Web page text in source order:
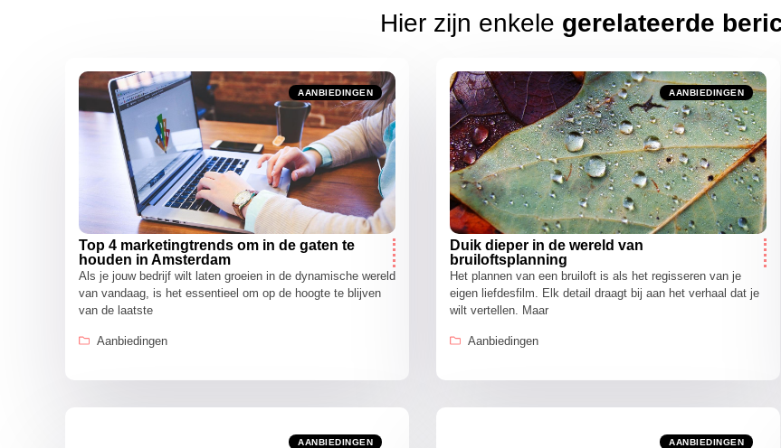
Hier zijn enkele gerelateerde
AANBIEDINGEN
Top 4 marketingtrends om in de gaten te
houden in Amsterdam
Als je jouw bedrijf wilt laten groeien in de dynamische wereld
van vandaag, is het essentieel om op de hoogte te blijven
van de laatste
Aanbiedingen
AANBIEDINGEN
Duik dieper in de wereld van
bruiloftsplanning
Het plannen van een bruiloft is als het regisseren van je
eigen liefdesfilm. Elk detail draagt bij aan het verhaal dat je
wilt vertellen. Maar
Aanbiedingen
AANBIEDINGEN AANBIEDINGEN